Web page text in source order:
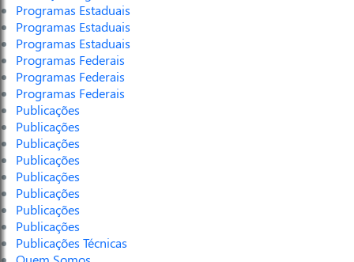
Programas Estaduais
Programas Estaduais
Programas Estaduais
Programas Federais
Programas Federais
Programas Federais
Publicações
Publicações
Publicações
Publicações
Publicações
Publicações
Publicações
Publicações
Publicações Técnicas